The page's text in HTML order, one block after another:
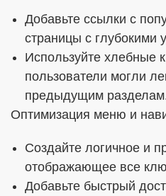
Добавьте ссылки с
страницы с глубокими
Используйте хлебные
пользователи могли
предыдущим
Оптимизация меню и
Создайте логичное и
отображающее все
Добавьте быстрый